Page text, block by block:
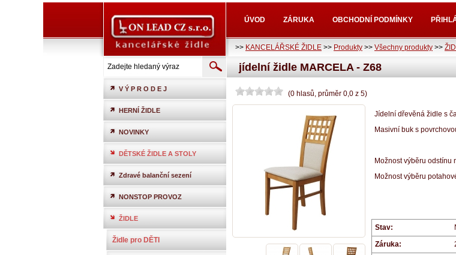
ÚVOD ZÁRUKA OBCHODNÍ PODMÍNKY
>> KANCELÁŘSKÉ ŽIDLE >> Produkty >> Všechny produkty >>
V Ý P R O D E J
HERNÍ ŽIDLE
NOVINKY
DĚTSKÉ ŽIDLE A STOLY
Zdravé balanční sezení
NONSTOP PROVOZ
ŽIDLE
Židle pro DĚTI
jídelní židle MARCELA - Z68
(0 hlasů, průměr 0,0 z 5)
Jídelní dřevěná židle s
Masivní buk s
Možnost výběru odstínu
Možnost výběru
Stav:
Záruka: